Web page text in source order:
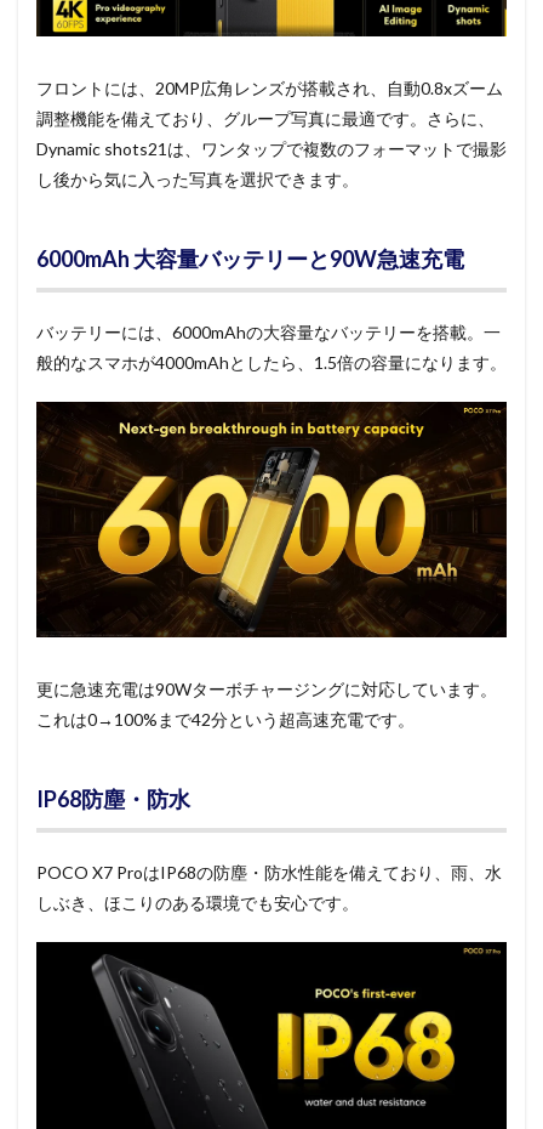
フロントには、20MP広角レンズが搭載され、自動0.8xズーム
調整機能を備えており、グループ写真に最適です。さらに、
Dynamic shots21は、ワンタップで複数のフォーマットで撮影
し後から気に入った写真を選択できます。
6000mAh 大容量バッテリーと90W急速充電
バッテリーには、6000mAhの大容量なバッテリーを搭載。一
般的なスマホが4000mAhとしたら、1.5倍の容量になります。
更に急速充電は90Wターボチャージングに対応しています。
これは0→100%まで42分という超高速充電です。
IP68防塵・防水
POCO X7 ProはIP68の防塵・防水性能を備えており、雨、水
しぶき、ほこりのある環境でも安心です。